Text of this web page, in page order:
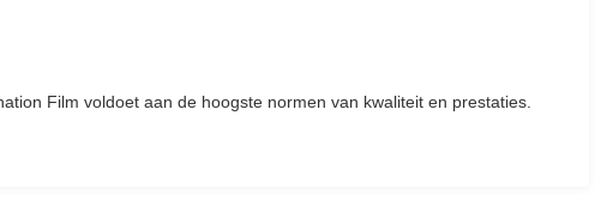
Film voldoet aan de hoogste normen van kwaliteit en prestaties.